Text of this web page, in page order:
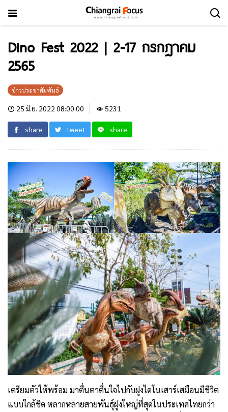
Dino Fest 2022 | 2-17 กรกฎาคม
2565
ข่าวประชาสัมพันธ์
25 มิ.ย. 2022 08:00:00 5231
share tweet share
เตรียมตัวให้พร้อม มาตื่นตาตื่นใจไปกับฝูงไดโนเสาร์เสมือนมีชีวิต
แบบใกล้ชิด หลากหลายสายพันธุ์ฝูงใหญ่ที่สุดในประเทศไทยกว่า